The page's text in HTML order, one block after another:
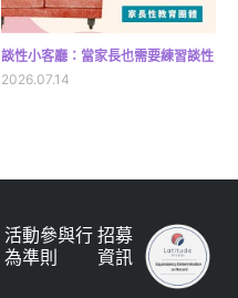
談性小客廳：當家長也需要練習談性
2026.07.14
活動參與行
為準則
招募
資訊